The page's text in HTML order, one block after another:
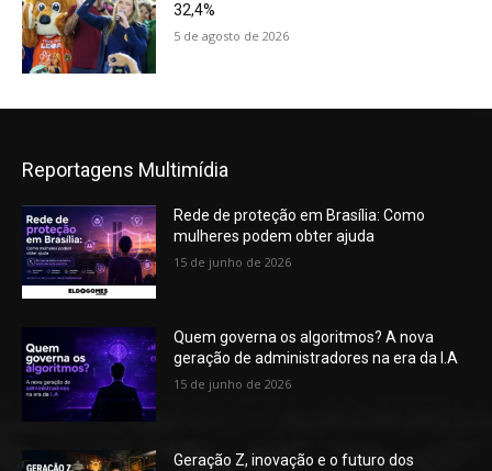
32,4%
5 de agosto de 2026
Reportagens Multimídia
Rede de proteção em Brasília: Como
mulheres podem obter ajuda
15 de junho de 2026
Quem governa os algoritmos? A nova
geração de administradores na era da I.A
15 de junho de 2026
Geração Z, inovação e o futuro dos